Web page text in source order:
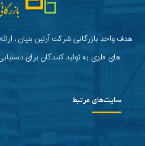
هدف واحد بازرگانی شرکت آرتین بنیان ،
های فلزی به تولید کنندگان برای
سایت‌های مرتبط